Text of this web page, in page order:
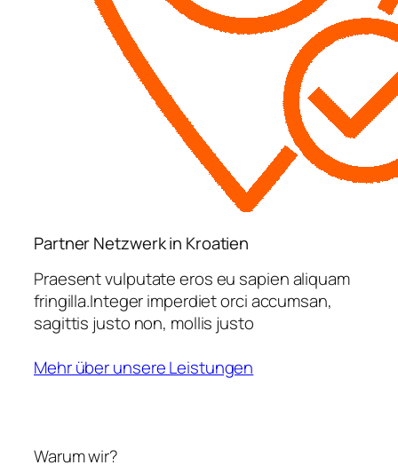
Partner Netzwerk in Kroatien
Praesent vulputate eros eu sapien aliquam
fringilla.Integer imperdiet orci accumsan,
sagittis justo non, mollis justo
Mehr über unsere Leistungen
Warum wir?